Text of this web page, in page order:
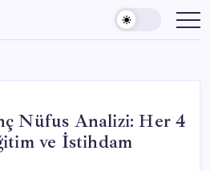
Nüfus Analizi: Her 4
ve İstihdam